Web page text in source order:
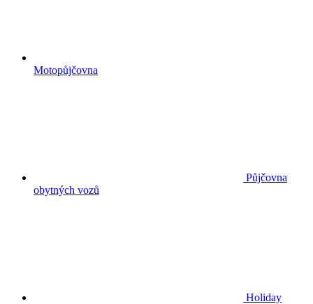
Motopůjčovna
Půjčovna
obytných vozů
Holiday